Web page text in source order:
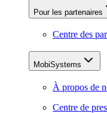
Pour les partenaires
Centre des
MobiSystems
À propos de
Centre de